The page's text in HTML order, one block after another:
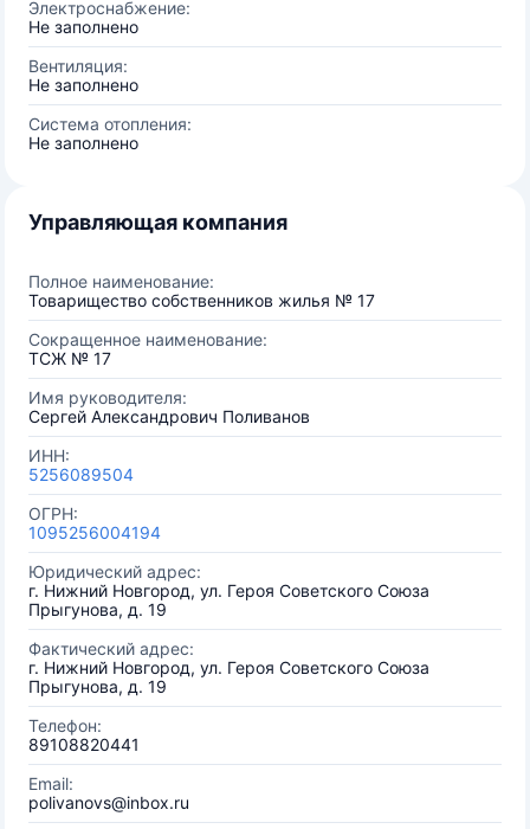
Электроснабжение:
Не заполнено
Вентиляция:
Не заполнено
Система отопления:
Не заполнено
Управляющая компания
Полное наименование:
Товарищество собственников жилья № 17
Сокращенное наименование:
ТСЖ № 17
Имя руководителя:
Сергей Александрович Поливанов
ИНН:
5256089504
ОГРН:
1095256004194
Юридический адрес:
г. Нижний Новгород, ул. Героя Советского Союза
Прыгунова, д. 19
Фактический адрес:
г. Нижний Новгород, ул. Героя Советского Союза
Прыгунова, д. 19
Телефон:
89108820441
Email:
polivanovs@inbox.ru